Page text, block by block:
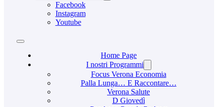
Facebook
Instagram
Youtube
Home Page
I nostri Programmi
Focus Verona Economia
Palla Lunga… E Raccontare…
Verona Salute
D Giovedì